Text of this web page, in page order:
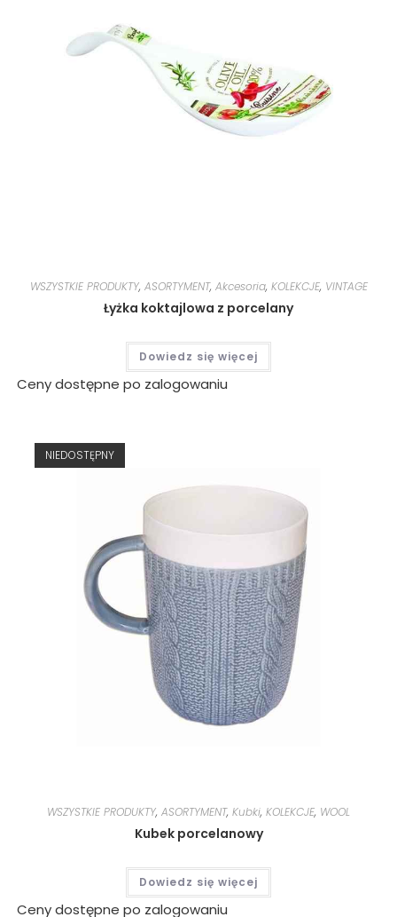
WSZYSTKIE PRODUKTY, ASORTYMENT, Akcesoria, KOLEKCJE, VINTAGE
Łyżka koktajlowa z porcelany
Dowiedz się więcej
Ceny dostępne po zalogowaniu
NIEDOSTĘPNY
WSZYSTKIE PRODUKTY, ASORTYMENT, Kubki, KOLEKCJE, WOOL
Kubek porcelanowy
Dowiedz się więcej
Ceny dostępne po zalogowaniu